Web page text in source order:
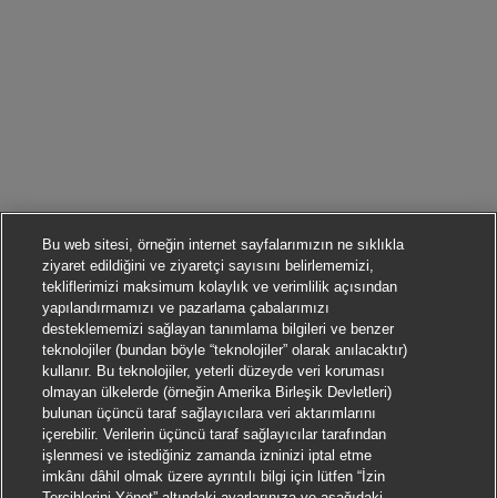
Bu web sitesi, örneğin internet sayfalarımızın ne sıklıkla
ziyaret edildiğini ve ziyaretçi sayısını belirlememizi,
tekliflerimizi maksimum kolaylık ve verimlilik açısından
yapılandırmamızı ve pazarlama çabalarımızı
desteklememizi sağlayan tanımlama bilgileri ve benzer
teknolojiler (bundan böyle “teknolojiler” olarak anılacaktır)
kullanır. Bu teknolojiler, yeterli düzeyde veri koruması
olmayan ülkelerde (örneğin Amerika Birleşik Devletleri)
bulunan üçüncü taraf sağlayıcılara veri aktarımlarını
içerebilir. Verilerin üçüncü taraf sağlayıcılar tarafından
işlenmesi ve istediğiniz zamanda izninizi iptal etme
imkânı dâhil olmak üzere ayrıntılı bilgi için lütfen “İzin